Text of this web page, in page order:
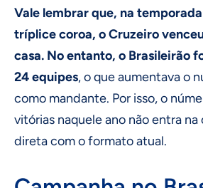
Vale lembrar que, na
tríplice coroa, o Cruzeiro
casa. No entanto, o Brasileirão
24 equipes, o que aumentava o
como mandante. Por isso, o
vitórias naquele ano não entra
direta com o formato atual.